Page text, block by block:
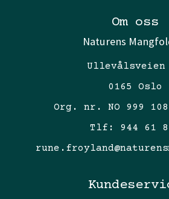
Om oss
Naturens
Ullevålsveien
0165 Oslo
Org. nr. NO 999 108
Tlf: 944 61